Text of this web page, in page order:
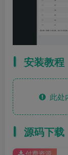
安装教程
此处
源码下载